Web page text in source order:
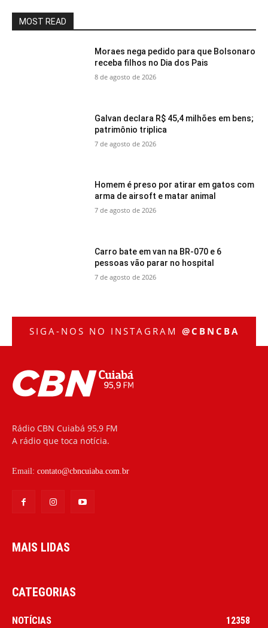
MOST READ
Moraes nega pedido para que Bolsonaro
receba filhos no Dia dos Pais
8 de agosto de 2026
Galvan declara R$ 45,4 milhões em bens;
patrimônio triplica
7 de agosto de 2026
Homem é preso por atirar em gatos com
arma de airsoft e matar animal
7 de agosto de 2026
Carro bate em van na BR-070 e 6
pessoas vão parar no hospital
7 de agosto de 2026
SIGA-NOS NO INSTAGRAM @CBNCBA
Rádio CBN Cuiabá 95,9 FM
A rádio que toca notícia.
Email: contato@cbncuiaba.com.br
MAIS LIDAS
CATEGORIAS
NOTÍCIAS 12358